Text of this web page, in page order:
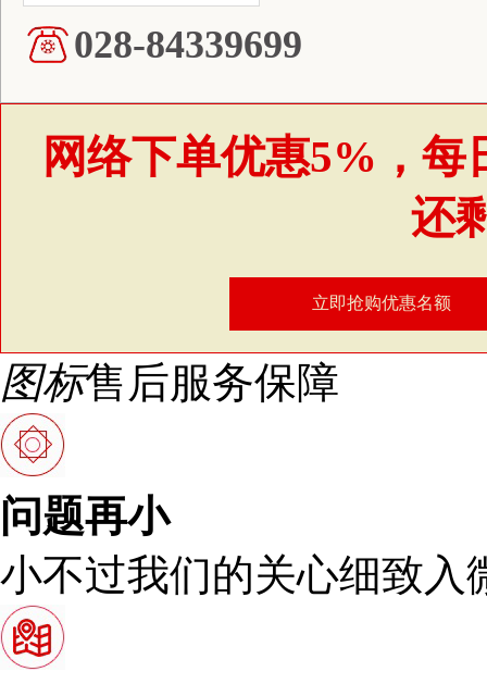
028-84339699
网络下单优惠5%，
还
立即抢购优惠名额
图标售后服务保障
问题再小
小不过我们的关心细致入